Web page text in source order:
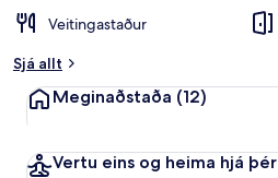
Veitingastaður
Sjá allt
Meginaðstaða (12)
Vertu eins og heima hjá þér